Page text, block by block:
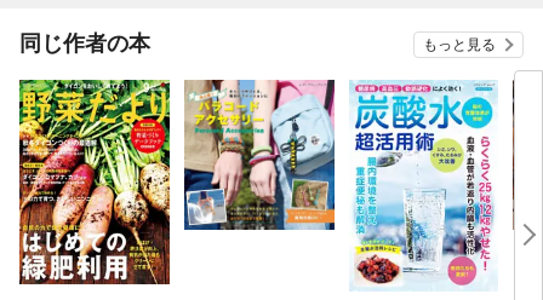
同じ作者の本 もっと見る